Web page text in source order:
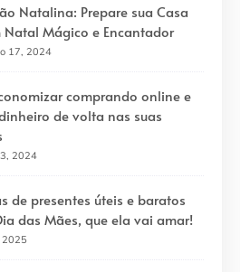
Natalina: Prepare sua Casa
Natal Mágico e Encantador
17, 2024
comprando online e
de volta nas suas
2024
de presentes úteis e baratos
das Mães, que ela vai amar!